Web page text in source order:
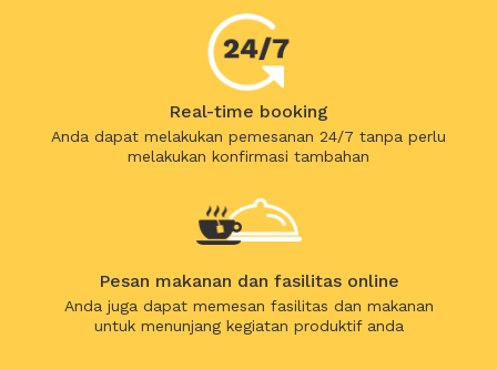
Real-time booking
Anda dapat melakukan pemesanan 24/7 tanpa perlu
melakukan konfirmasi tambahan
Pesan makanan dan fasilitas online
Anda juga dapat memesan fasilitas dan makanan
untuk menunjang kegiatan produktif anda